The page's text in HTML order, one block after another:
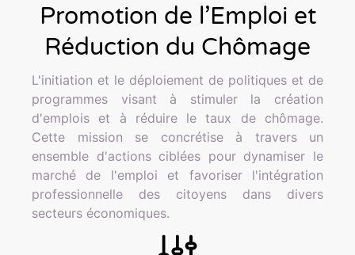
Promotion de l’Emploi et
Réduction du Chômage
L'initiation et le déploiement de politiques et de
programmes visant à stimuler la création
d'emplois et à réduire le taux de chômage.
Cette mission se concrétise à travers un
ensemble d'actions ciblées pour dynamiser le
marché de l'emploi et favoriser l'intégration
professionnelle des citoyens dans divers
secteurs économiques.